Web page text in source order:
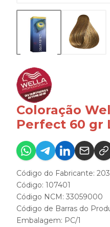
Coloração
Perfect 60 gr
Código do Fabricante:
Código: 107401
Código NCM: 33059000
Código de Barras do
Embalagem: PC/1